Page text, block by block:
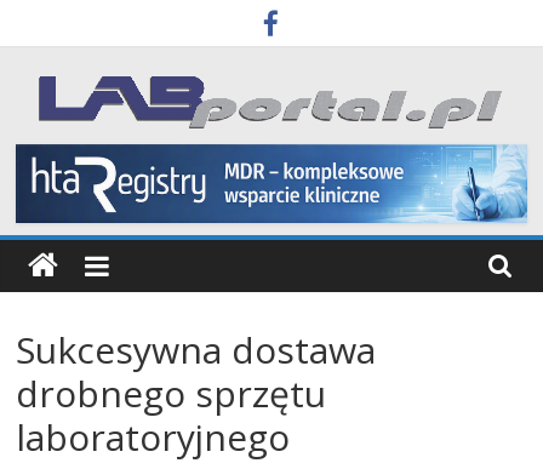
to
content
Labportal
Laboratoria
Aparatura
Badania
Sukcesywna dostawa
drobnego sprzętu
laboratoryjnego